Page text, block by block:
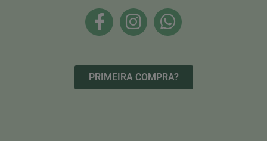
PRIMEIRA COMPRA?